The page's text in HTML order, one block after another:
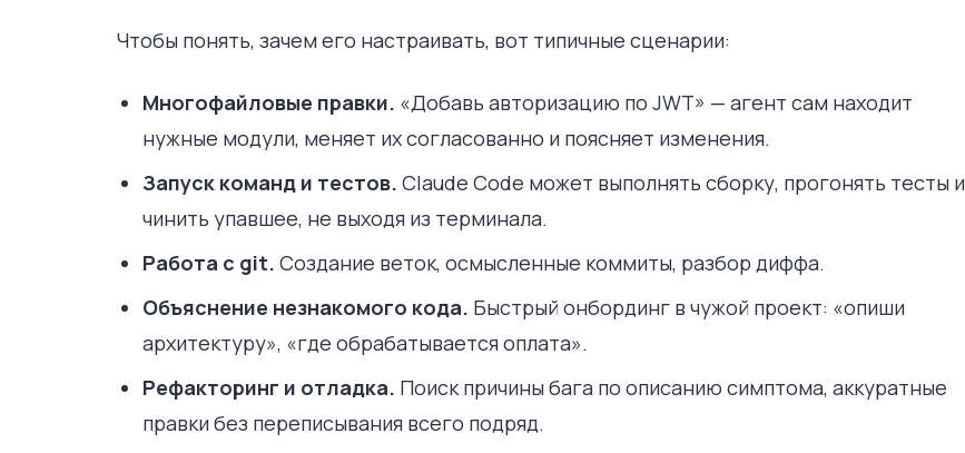
Чтобы понять, зачем его настраивать, вот типичные сценарии:
Многофайловые правки. «Добавь авторизацию по JWT» — агент сам находит
нужные модули, меняет их согласованно и поясняет изменения.
Запуск команд и тестов. Claude Code может выполнять сборку, прогонять тесты и
чинить упавшее, не выходя из терминала.
Работа с git. Создание веток, осмысленные коммиты, разбор диффа.
Объяснение незнакомого кода. Быстрый онбординг в чужой проект: «опиши
архитектуру», «где обрабатывается оплата».
Рефакторинг и отладка. Поиск причины бага по описанию симптома, аккуратные
правки без переписывания всего подряд.